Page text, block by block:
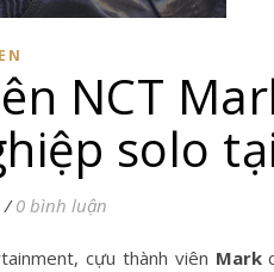
NCT
solo
/ 0 bình luận
cựu thành viên Mark